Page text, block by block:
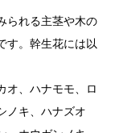
られる主茎や木の
す。幹生花には以
オ、ハナモモ、ロ
ノキ、ハナズオ